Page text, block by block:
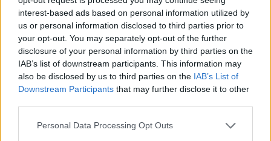
interest-based ads based on personal information utilized by
us or personal information disclosed to third parties prior to
your opt-out. You may separately opt-out of the further
disclosure of your personal information by third parties on the
IAB’s list of downstream participants. This information may
also be disclosed by us to third parties on the IAB’s List of
Downstream Participants that may further disclose it to other
Personal Data Processing Opt Outs
Új vízáteresztő burkolatú parkolók
épülnek Zuglóban – helyben tartják a
csapadékvizet
Nem az üres, hanem az okosan működő
épület energiatakarékos